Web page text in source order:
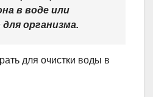
в воде или
организма.